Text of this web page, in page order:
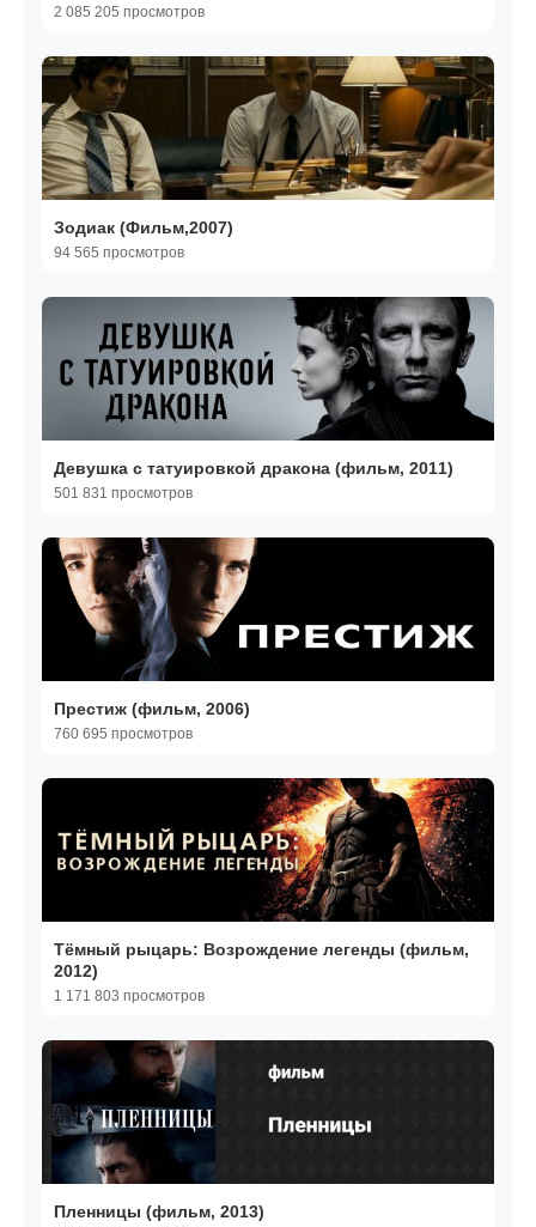
2 085 205 просмотров
Зодиак (Фильм,2007)
94 565 просмотров
Девушка с татуировкой дракона (фильм, 2011)
501 831 просмотров
Престиж (фильм, 2006)
760 695 просмотров
Тёмный рыцарь: Возрождение легенды (фильм,
2012)
1 171 803 просмотров
Пленницы (фильм, 2013)